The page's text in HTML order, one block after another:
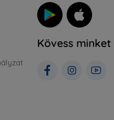
Kövess minket